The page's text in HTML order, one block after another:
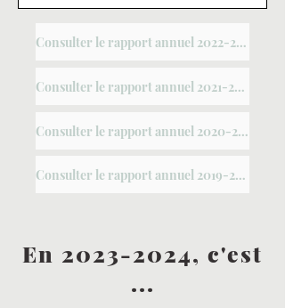
Consulter le rapport annuel 2022-2023
Consulter le rapport annuel 2021-2022
Consulter le rapport annuel 2020-2021
Consulter le rapport annuel 2019-2020
En 2023-2024, c'est
...